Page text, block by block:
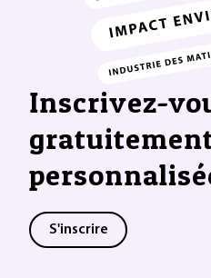
Inscrivez-
S'inscrire